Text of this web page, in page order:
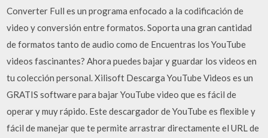
Converter Full es un programa enfocado a la codificación de
video y conversión entre formatos. Soporta una gran cantidad
de formatos tanto de audio como de Encuentras los YouTube
videos fascinantes? Ahora puedes bajar y guardar los videos en
tu colección personal. Xilisoft Descarga YouTube Videos es un
GRATIS software para bajar YouTube video que es fácil de
operar y muy rápido. Este descargador de YouTube es flexible y
fácil de manejar que te permite arrastrar directamente el URL de